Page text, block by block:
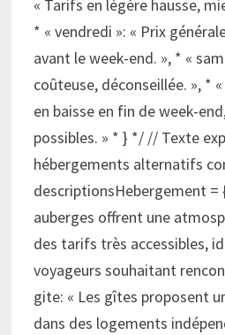
« Tarifs en légère hausse,
* « vendredi »: « Prix
avant le week-end. », * «
coûteuse, déconseillée. », *
en baisse en fin de week-
possibles. » * } */ // Texte
hébergements alternatifs
descriptionsHebergement =
auberges offrent une
des tarifs très accessibles,
voyageurs souhaitant
gite: « Les gîtes proposent
dans des logements